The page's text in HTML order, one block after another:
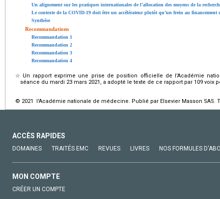
Un alignement sur les pratiques internationales de l’allocation des moyens de la
Le contexte de la COVID-19 doit être un accélérateur plutôt qu’un frein au financement
Synthèse
Recommandations
Recommandation 1
Recommandation 2
Recommandation 3
Recommandation 4
☆ Un rapport exprime une prise de position officielle de l’Académie
séance du mardi 23 mars 2021, a adopté le texte de ce rapport par 109 voix
© 2021 l'Académie nationale de médecine. Publié par Elsevier Masson SAS.
ACCÈS RAPIDES
DOMAINES TRAITÉS EMC REVUES LIVRES NOS FORMULES
MON COMPTE
CRÉER UN COMPTE